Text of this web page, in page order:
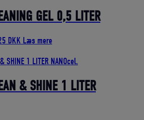
DKK.156,75 DKK.
GEL 0,5 LITER
DKK.
DKK Den
pris
179,25 DKK.
Læs mere
& SHINE 1 LITER